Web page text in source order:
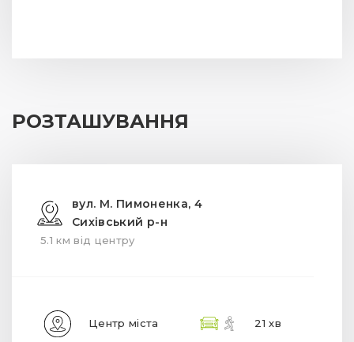
РОЗТАШУВАННЯ
вул. М. Пимоненка, 4
Сихівський р-н
5.1 км від центру
Центр міста 21 хв